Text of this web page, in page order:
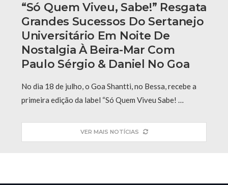
“Só Quem Viveu, Sabe!” Resgata
Grandes Sucessos Do Sertanejo
Universitário Em Noite De
Nostalgia À Beira-Mar Com
Paulo Sérgio & Daniel No Goa
No dia 18 de julho, o Goa Shantti, no Bessa, recebe a
primeira edição da label “Só Quem Viveu Sabe! …
VER MAIS NOTÍCIAS